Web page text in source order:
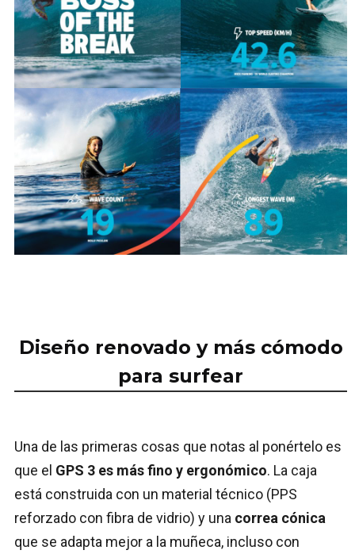
Diseño renovado y más cómodo
para surfear
Una de las primeras cosas que notas al ponértelo es
que el GPS 3 es más fino y ergonómico. La caja
está construida con un material técnico (PPS
reforzado con fibra de vidrio) y una correa cónica
que se adapta mejor a la muñeca, incluso con